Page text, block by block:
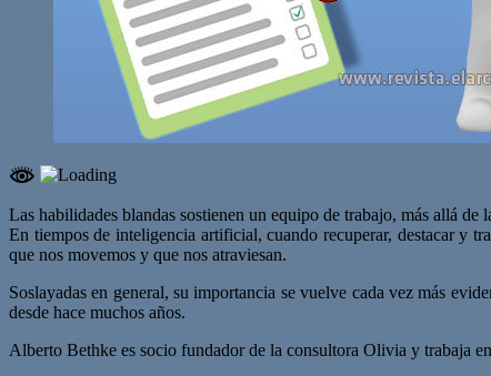
Las habilidades blandas sostienen un equipo de trabajo, más allá
En tiempos de inteligencia artificial, cuando recuperar, destacar y
que nos movemos y que nos atraviesan.
Soslayadas en general, su importancia se vuelve cada vez más
desde hace muchos años.
Alberto Bethke es socio fundador de la consultora Olivia y trabaja